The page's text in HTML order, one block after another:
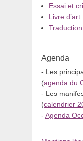
Essai et
Livre d’art
Traduction
Agenda
- Les
(agenda du
- Les
(calendrier
- Agenda